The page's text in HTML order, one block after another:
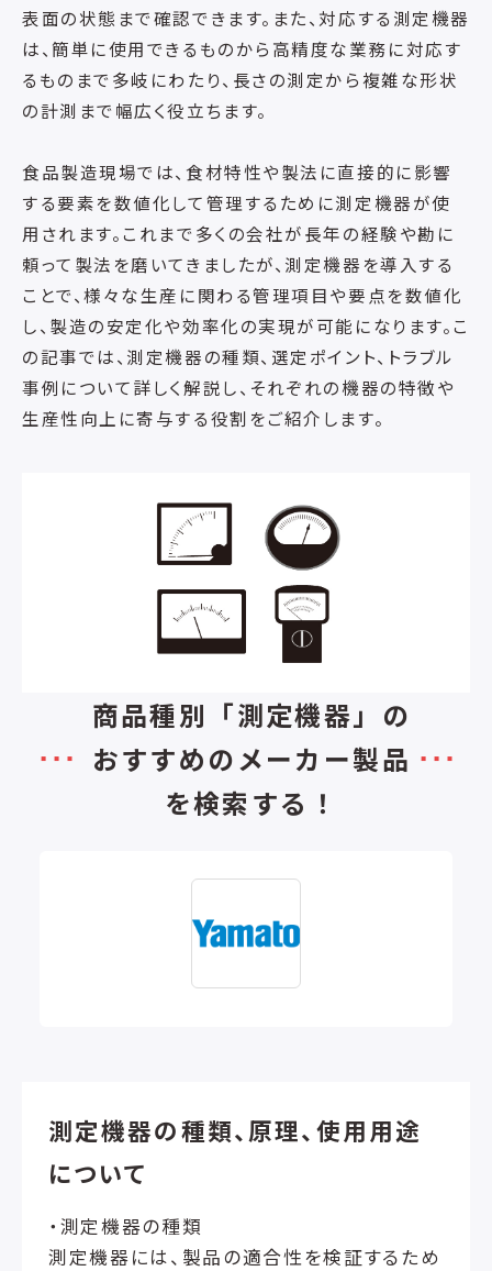
表面の状態まで確認できます。また、対応する測定機器
は、簡単に使用できるものから高精度な業務に対応す
るものまで多岐にわたり、長さの測定から複雑な形状
の計測まで幅広く役立ちます。
食品製造現場では、食材特性や製法に直接的に影響
する要素を数値化して管理するために測定機器が使
用されます。これまで多くの会社が長年の経験や勘に
頼って製法を磨いてきましたが、測定機器を導入する
ことで、様々な生産に関わる管理項目や要点を数値化
し、製造の安定化や効率化の実現が可能になります。こ
の記事では、測定機器の種類、選定ポイント、トラブル
事例について詳しく解説し、それぞれの機器の特徴や
生産性向上に寄与する役割をご紹介します。
商品種別「測定機器」の
おすすめのメーカー製品
を検索する！
測定機器の種類、原理、使用用途
について
・測定機器の種類
測定機器には、製品の適合性を検証するため